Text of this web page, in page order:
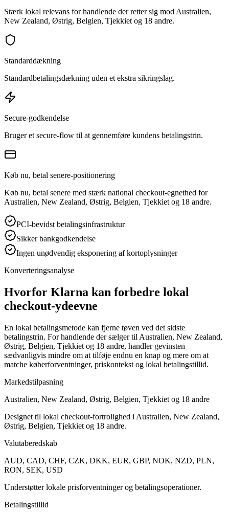
Stærk lokal relevans for handlende der retter sig mod Australien,
New Zealand, Østrig, Belgien, Tjekkiet og 18 andre.
Standarddækning
Standardbetalingsdækning uden et ekstra sikringslag.
Secure-godkendelse
Bruger et secure-flow til at gennemføre kundens betalingstrin.
Køb nu, betal senere-positionering
Køb nu, betal senere med stærk national checkout-egnethed for
Australien, New Zealand, Østrig, Belgien, Tjekkiet og 18 andre.
PCI-bevidst betalingsinfrastruktur
Sikker bankgodkendelse
Ingen unødvendig eksponering af kortoplysninger
Konverteringsanalyse
Hvorfor Klarna kan forbedre lokal
checkout-ydeevne
En lokal betalingsmetode kan fjerne tøven ved det sidste
betalingstrin. For handlende der sælger til Australien, New Zealand,
Østrig, Belgien, Tjekkiet og 18 andre, handler gevinsten
sædvanligvis mindre om at tilføje endnu en knap og mere om at
matche køberforventninger, priskontekst og lokal betalingstillid.
Markedstilpasning
Australien, New Zealand, Østrig, Belgien, Tjekkiet og 18 andre
Designet til lokal checkout-fortrolighed i Australien, New Zealand,
Østrig, Belgien, Tjekkiet og 18 andre.
Valutaberedskab
AUD, CAD, CHF, CZK, DKK, EUR, GBP, NOK, NZD, PLN,
RON, SEK, USD
Understøtter lokale prisforventninger og betalingsoperationer.
Betalingstillid